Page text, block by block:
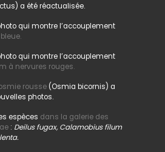
a été réactualisée.
qui montre l’accouplement
qui montre l’accouplement
à nervures rouges.
rousse(Osmia bicornis) a
photos.
espèces dans la galerie des
: Deilus fugax, Calamobius filum